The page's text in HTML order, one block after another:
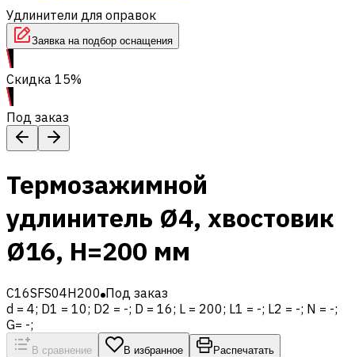
Удлинители для оправок
Заявка на подбор оснащения
Скидка 15%
Под заказ
Термозажимной
удлинитель Ø4, хвостовик
Ø16, H=200 мм
C16SFS04H200 Под заказ
d = 4; D1 = 10; D2 = -; D = 16; L = 200; L1 = -; L2 = -; N = -;
G= -;
В сравнение В избранное Распечатать